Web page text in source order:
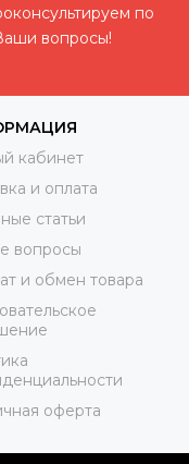
по
вопросы!
кабинет
и оплата
статьи
вопросы
и обмен товара
оферта